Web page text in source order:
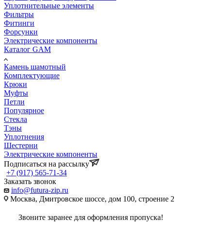
Уплотнительные элементы
Фильтры
Фитинги
Форсунки
Электрические компоненты
Каталог GAM
Камень шамотный
Комплектующие
Крюки
Муфты
Петли
Популярное
Стекла
Тэны
Уплотнения
Шестерни
Электрические компоненты
Подписаться на рассылку
+7 (917) 565-71-34
Заказать звонок
info@futura-zip.ru
Москва, Дмитровское шоссе, дом 100, строение 2
Звоните заранее для оформления пропуска!